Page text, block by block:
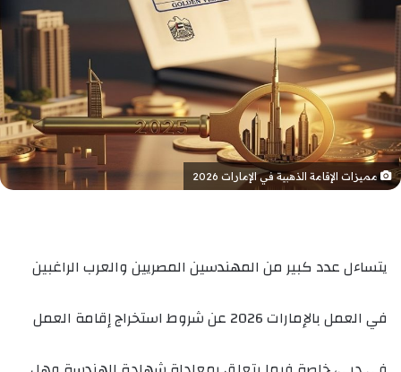
مميزات الإقامة الذهبية في الإمارات 2026
يتساءل عدد كبير من المهندسين المصريين والعرب الراغبين
في العمل بالإمارات 2026 عن شروط استخراج إقامة العمل